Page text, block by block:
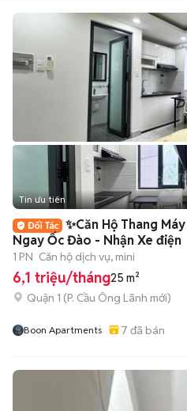
Tin ưu tiên
✨Căn Hộ Thang
Ngay Ốc Đào - Nhận Xe điện
1 PN Căn hộ dịch vụ, mini
6,1 triệu/tháng25 m²
Quận 1 (P. Cầu Ông Lãnh mới)
Boon Apartments 7 đã bán